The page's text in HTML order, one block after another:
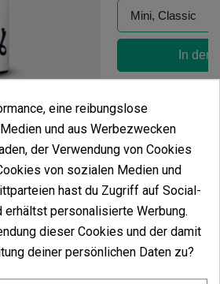
In den
eine reibungslose
und aus Werbezwecken
der Verwendung von Cookies
von sozialen Medien und
hast du Zugriff auf Social-
erhältst personalisierte Werbung.
dieser Cookies und der damit
deiner persönlichen Daten zu?